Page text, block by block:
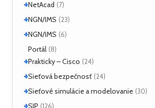
Nástroje
NetFlow
SNMP
+NetAcad (7)
CCNA (2)
Príklady
+NGN/IMS (23)
Kamailio IMS
OpenIMSCore
+NGN/IMS (6)
Kamailio IMS
OpenIMSCore
Portál (8)
+Prakticky – Cisco (24)
ASA (1)
Monitoring
+Sieťová bezpečnosť (24)
Analyzátory (1)
Moloch
+Sieťové simulácie a modelovanie (30)
Dynamips/Dynagen
+SIP (126)